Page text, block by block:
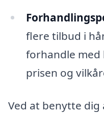
flere tilbud i
forhandle
prisen og
Ved at benytte